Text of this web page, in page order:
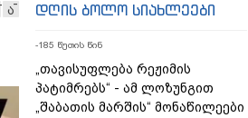
ა დღის ბოლო სიახლეები
-185 წუთის წინ
„თავისუფლება რეჟიმის
პატიმრებს“ - ამ ლოზუნგით
„შაბათის მარშის“ მონაწილეები